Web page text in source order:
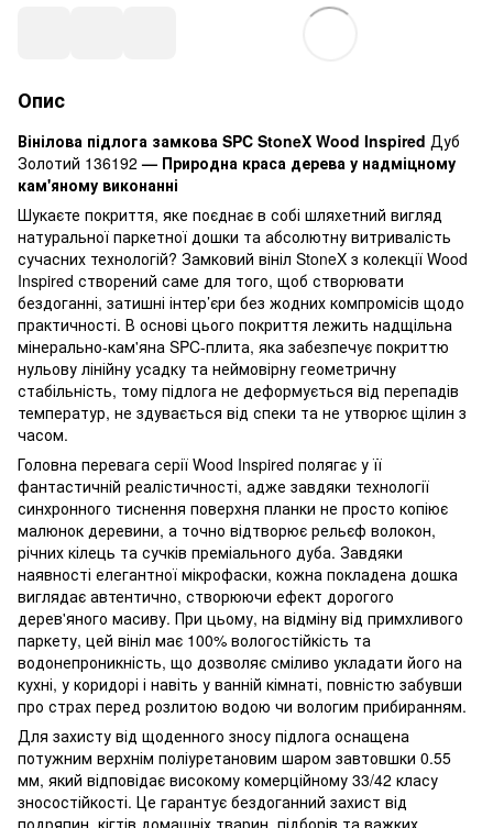
Опис
Вінілова підлога замкова SPC StoneX Wood Inspired Дуб
Золотий 136192— Природна краса дерева у надміцному
кам'яному виконанні
Шукаєте покриття, яке поєднає в собі шляхетний вигляд
натуральної паркетної дошки та абсолютну витривалість
сучасних технологій? Замковий вініл StoneX з колекції Wood
Inspired створений саме для того, щоб створювати
бездоганні, затишні інтер’єри без жодних компромісів щодо
практичності. В основі цього покриття лежить надщільна
мінерально-кам'яна SPC-плита, яка забезпечує покриттю
нульову лінійну усадку та неймовірну геометричну
стабільність, тому підлога не деформується від перепадів
температур, не здувається від спеки та не утворює щілин з
часом.
Головна перевага серії Wood Inspired полягає у її
фантастичній реалістичності, адже завдяки технології
синхронного тиснення поверхня планки не просто копіює
малюнок деревини, а точно відтворює рельєф волокон,
річних кілець та сучків преміального дуба. Завдяки
наявності елегантної мікрофаски, кожна покладена дошка
виглядає автентично, створюючи ефект дорогого
дерев'яного масиву. При цьому, на відміну від примхливого
паркету, цей вініл має 100% вологостійкість та
водонепроникність, що дозволяє сміливо укладати його на
кухні, у коридорі і навіть у ванній кімнаті, повністю забувши
про страх перед розлитою водою чи вологим прибиранням.
Для захисту від щоденного зносу підлога оснащена
потужним верхнім поліуретановим шаром завтовшки 0.55
мм, який відповідає високому комерційному 33/42 класу
зносостійкості. Це гарантує бездоганний захист від
подряпин, кігтів домашніх тварин, підборів та важких